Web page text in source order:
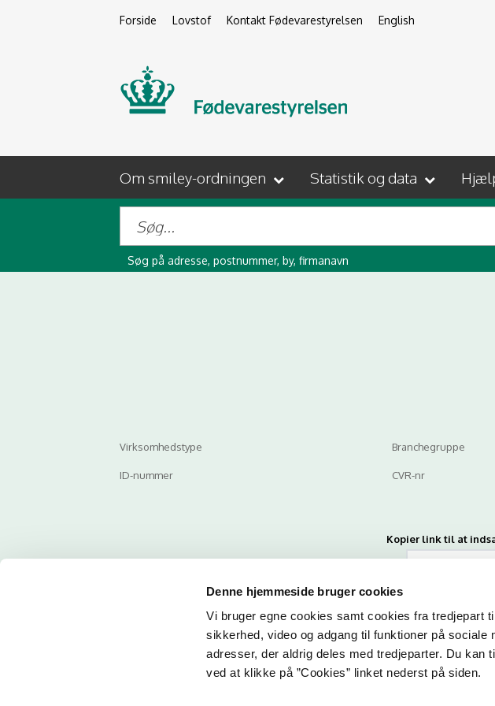
Denne hjemmeside bruger cookies
Vi bruger egne cookies samt cookies fra tredjepart
sikkerhed, video og adgang til funktioner på
adresser, der aldrig deles med tredjeparter. Du
ved at klikke på ”Cookies” linket nederst på siden.
Forside Lovstof Kontakt Fødevarestyrelsen English
Om smiley-ordningen Statistik og data
Søg på adresse, postnummer, by, firmanavn
Virksomhedstype Branchegruppe
ID-nummer CVR-nr
Kopier link til at
Email
Her kan du indtaste din mail og